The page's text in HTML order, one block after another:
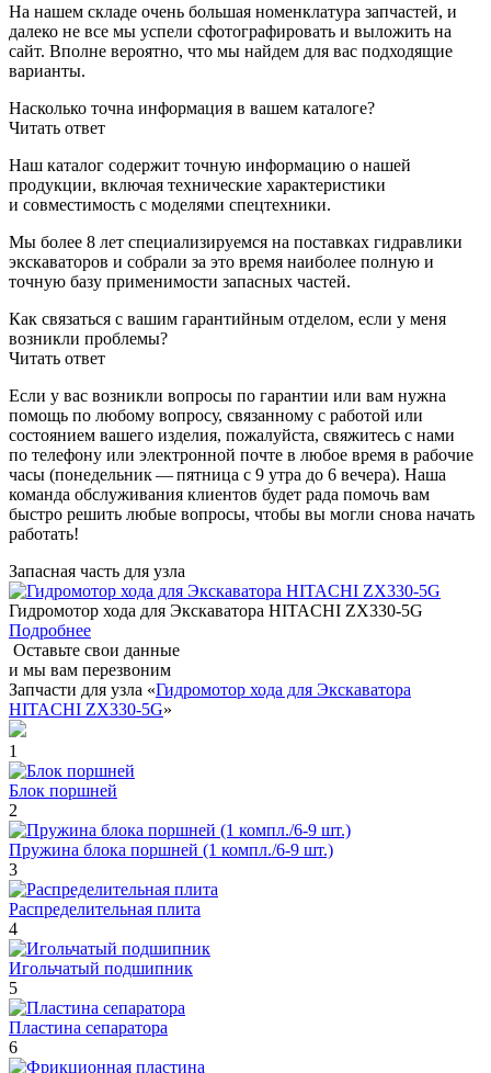
На нашем складе очень большая номенклатура запчастей, и
далеко не все мы успели сфотографировать и выложить на
сайт. Вполне вероятно, что мы найдем для вас подходящие
варианты.
Насколько точна информация в вашем каталоге?
Читать ответ
Наш каталог содержит точную информацию о нашей
продукции, включая технические характеристики
и совместимость с моделями спецтехники.
Мы более 8 лет специализируемся на поставках гидравлики
экскаваторов и собрали за это время наиболее полную и
точную базу применимости запасных частей.
Как связаться с вашим гарантийным отделом, если у меня
возникли проблемы?
Читать ответ
Если у вас возникли вопросы по гарантии или вам нужна
помощь по любому вопросу, связанному с работой или
состоянием вашего изделия, пожалуйста, свяжитесь с нами
по телефону или электронной почте в любое время в рабочие
часы (понедельник — пятница с 9 утра до 6 вечера). Наша
команда обслуживания клиентов будет рада помочь вам
быстро решить любые вопросы, чтобы вы могли снова начать
работать!
Запасная часть для узла
Гидромотор хода для Экскаватора HITACHI ZX330-5G
Подробнее
Оставьте свои данные
и мы вам перезвоним
Запчасти для узла «Гидромотор хода для Экскаватора
HITACHI ZX330-5G»
1
Блок поршней
2
Пружина блока поршней (1 компл./6-9 шт.)
3
Распределительная плита
4
Игольчатый подшипник
5
Пластина сепаратора
6